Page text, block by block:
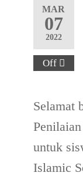
MAR
07
2022
Off
Selamat
untuk
Islamic